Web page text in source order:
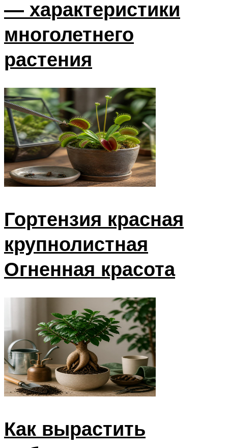
— характеристики
многолетнего
растения
Гортензия красная
крупнолистная
Огненная красота
Как вырастить